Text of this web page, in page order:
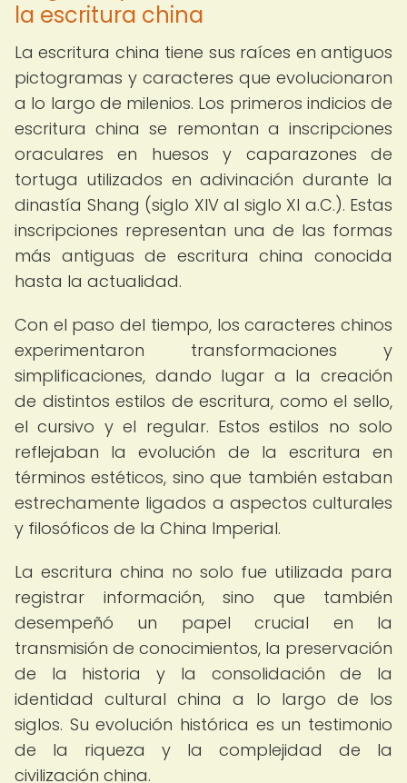
la escritura china
La escritura china tiene sus raíces en antiguos
pictogramas y caracteres que evolucionaron
a lo largo de milenios. Los primeros indicios de
escritura china se remontan a inscripciones
oraculares en huesos y caparazones de
tortuga utilizados en adivinación durante la
dinastía Shang (siglo XIV al siglo XI a.C.). Estas
inscripciones representan una de las formas
más antiguas de escritura china conocida
hasta la actualidad.
Con el paso del tiempo, los caracteres chinos
experimentaron transformaciones y
simplificaciones, dando lugar a la creación
de distintos estilos de escritura, como el sello,
el cursivo y el regular. Estos estilos no solo
reflejaban la evolución de la escritura en
términos estéticos, sino que también estaban
estrechamente ligados a aspectos culturales
y filosóficos de la China Imperial.
La escritura china no solo fue utilizada para
registrar información, sino que también
desempeñó un papel crucial en la
transmisión de conocimientos, la preservación
de la historia y la consolidación de la
identidad cultural china a lo largo de los
siglos. Su evolución histórica es un testimonio
de la riqueza y la complejidad de la
civilización china.